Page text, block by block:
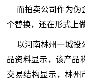
而拍卖公司作为伪
个替换，还在形式上
以河南林州一城投
品资料显示，该产品
交易结构显示，林州